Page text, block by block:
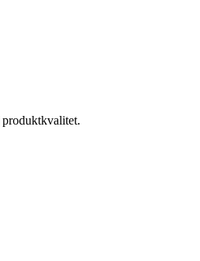
produktkvalitet.